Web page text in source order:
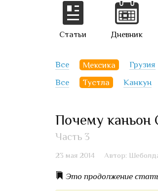
Статьи Дневник
Все Мексика Грузия
Все
Тустла Канкун
Почему каньон
Часть 3
23 мая 2014 Автор:
Это продолжение